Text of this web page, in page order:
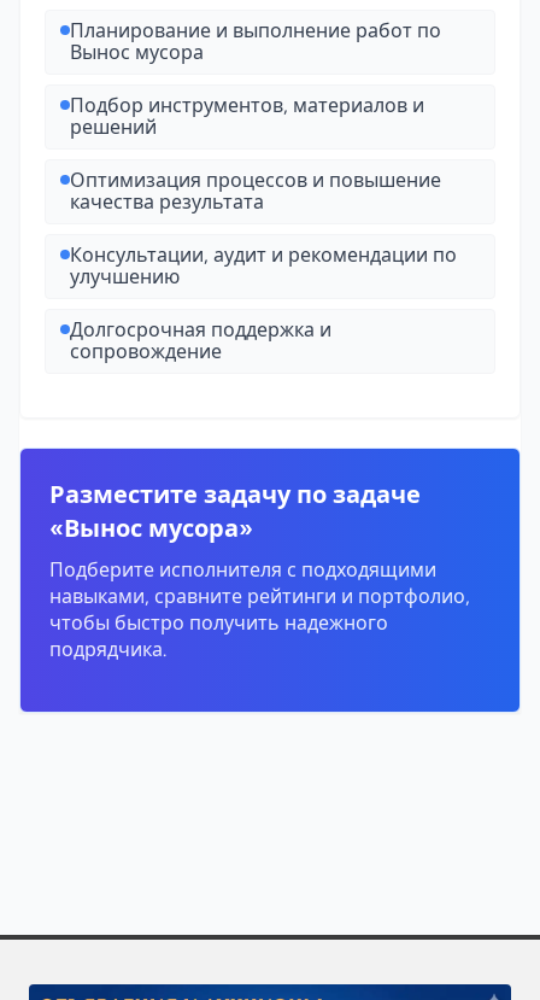
Планирование и выполнение работ по
Вынос мусора
Подбор инструментов, материалов и
решений
Оптимизация процессов и повышение
качества результата
Консультации, аудит и рекомендации по
улучшению
Долгосрочная поддержка и
сопровождение
Разместите задачу по задаче
«Вынос мусора»
Подберите исполнителя с подходящими
навыками, сравните рейтинги и портфолио,
чтобы быстро получить надежного
подрядчика.